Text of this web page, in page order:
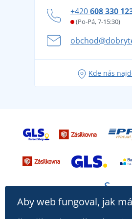
Věrnostní program BONTIS +
Letní dobrodružství začíná
se na dovolenou bez starostí
Tipy na svěží outfity pro
+420608 330
(Po-Pá, 7-15:30)
Kde nás
Aby web fungoval, jak má